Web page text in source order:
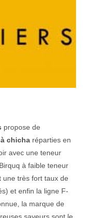
propose de
chicha réparties en
avec une teneur
à faible teneur
une très fort taux de
et enfin la ligne F-
la marque de
saveurs sont le